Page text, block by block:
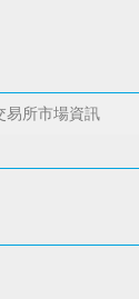
易所市場資訊